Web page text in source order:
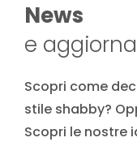
News
e
Scopri come
stile shabby?
Scopri le nostre